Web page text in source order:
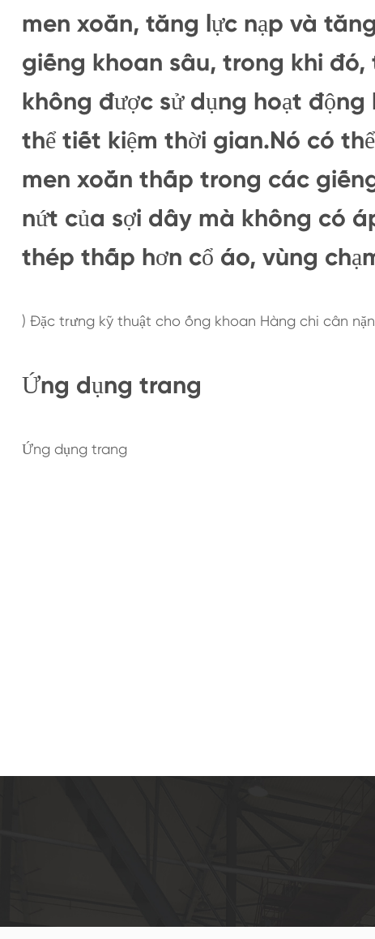
men xoắn, tăng lực nạp và
giếng khoan sâu, trong khi
không được sử dụng hoạt
thể tiết kiệm thời gian.Nó có
men xoắn thấp trong các
nứt của sợi dây mà không có
thép thấp hơn cổ áo, vùng
) Đặc trưng kỹ thuật cho ống khoan Hàng chi cân
Ứng dụng trang
Ứng dụng trang